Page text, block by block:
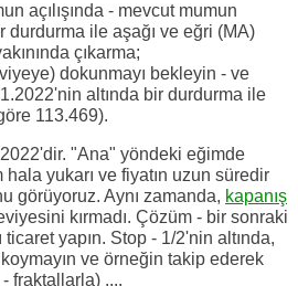
açılışında - mevcut mumun
durdurma ile aşağı ve eğri (MA)
çıkarma;
dokunmayı bekleyin - ve
altında bir durdurma ile
113.469).
"Ana" yöndeki eğimde
yukarı ve fiyatın uzun süredir
görüyoruz. Aynı zamanda, kapanış
kırmadı. Çözüm - bir sonraki
ticaret yapın. Stop - 1/2'nin altında,
ve örneğin takip ederek
fraktallarla) ....